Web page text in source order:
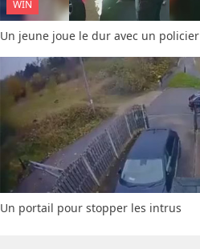
WIN
Un jeune joue le dur avec un policier
Un portail pour stopper les intrus